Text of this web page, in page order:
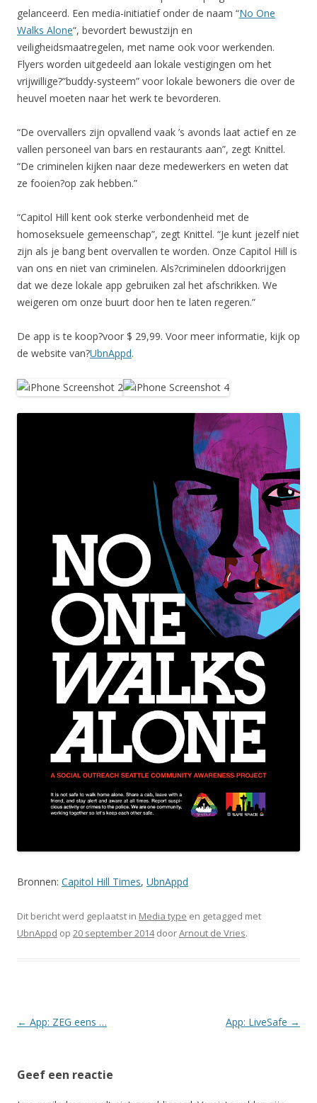
gelanceerd. Een media-initiatief onder de naam “No One
Walks Alone“, bevordert bewustzijn en
veiligheidsmaatregelen, met name ook voor werkenden.
Flyers worden uitgedeeld aan lokale vestigingen om het
vrijwillige?”buddy-systeem” voor lokale bewoners die over de
heuvel moeten naar het werk te bevorderen.
“De overvallers zijn opvallend vaak ’s avonds laat actief en ze
vallen personeel van bars en restaurants aan”, zegt Knittel.
“De criminelen kijken naar deze medewerkers en weten dat
ze fooien?op zak hebben.”
“Capitol Hill kent ook sterke verbondenheid met de
homoseksuele gemeenschap”, zegt Knittel. “Je kunt jezelf niet
zijn als je bang bent overvallen te worden. Onze Capitol Hill is
van ons en niet van criminelen. Als?criminelen ddoorkrijgen
dat we deze lokale app gebruiken zal het afschrikken. We
weigeren om onze buurt door hen te laten regeren.”
De app is te koop?voor $ 29,99. Voor meer informatie, kijk op
de website van?UbnAppd.
Bronnen: Capitol Hill Times, UbnAppd
Dit bericht werd geplaatst in Media type en getagged met
UbnAppd op 20 september 2014doorArnout de Vries.
Berichtnavigatie
← App: ZEG eens … App: LiveSafe →
Geef een reactie